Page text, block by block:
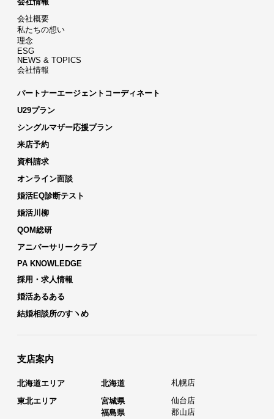
会社概要
私たちの想い
理念
ESG
NEWS & TOPICS
会社情報
パートナーエージェントコーディネート
U29プラン
シングルマザー応援プラン
来店予約
資料請求
オンライン面談
婚活EQ診断テスト
婚活川柳
QOM総研
アニバーサリークラブ
PA KNOWLEDGE
採用・求人情報
婚活あるある
結婚相談所のすヽめ
支店案内
北海道エリア 北海道
札幌店
東北エリア
宮城県
仙台店
福島県
郡山店